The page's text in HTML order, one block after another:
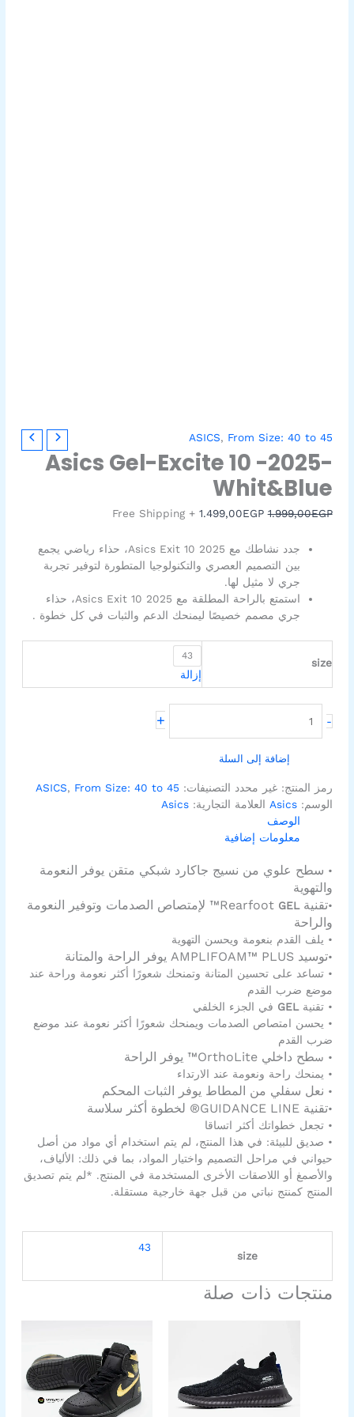
ASICS, From Size: 40 to 45
Asics Gel-Excite 10 -2025-
Whit&Blue
1.999,00EGP
السعر
الأصلي
هو:
1.999,00EGP.
1.499,00EGP
السعر
الحالي
هو:
+ Free Shipping
جدد نشاطك مع Asics Exit 10 2025، حذاء رياضي يجمع
بين التصميم العصري والتكنولوجيا المتطورة لتوفير تجربة
جري لا مثيل لها.
استمتع بالراحة المطلقة مع Asics Exit 10 2025، حذاء
جري مصمم خصيصًا ليمنحك الدعم والثبات في كل خطوة .
size
43
إزالة
-
كمية
Asics
Gel-
Excite
-2025-
+
إضافة إلى السلة
رمز المنتج:غير محدد التصنيفات: ASICS, From Size: 40 to 45
الوسم:Asics العلامة التجارية:Asics
الوصف
معلومات إضافية
• سطح علوي من نسيج جاكارد شبكي متقن يوفر النعومة
والتهوية
•تقنية RearfootGEL
™ لإمتصاص الصدمات وتوفير النعومة
والراحة
• يلف القدم بنعومة ويحسن التهوية
•توسيد AMPLIFOAM™ PLUS يوفر الراحة والمتانة
• تساعد على تحسين المتانة وتمنحك شعورًا أكثر نعومة وراحة عند
موضع ضرب القدم
• تقنيةGEL في الجزء الخلفي
• يحسن امتصاص الصدمات ويمنحك شعورًا أكثر نعومة عند موضع
ضرب القدم
• سطح داخلي OrthoLite™ يوفر الراحة
• يمنحك راحة ونعومة عند الارتداء
• نعل سفلي من المطاط يوفر الثبات المحكم
•تقنية GUIDANCE LINE® لخطوة أكثر سلاسة
• تجعل خطواتك أكثر اتساقا
• صديق للبيئة: في هذا المنتج، لم يتم استخدام أي مواد من أصل
حيواني في مراحل التصميم واختيار المواد، بما في ذلك: الألياف،
والأصمغ أو اللاصقات الأخرى المستخدمة في المنتج. *لم يتم تصديق
المنتج كمنتج نباتي من قبل جهة خارجية مستقلة.
size
43
منتجات ذات صلة
1.300,00EGP.
899,00EGP.
الأشكال
المختلفة
لهذا
من
الأشكال
المختلفة
لهذا